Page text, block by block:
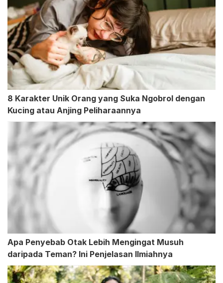
8 Karakter Unik Orang yang Suka Ngobrol dengan
Kucing atau Anjing Peliharaannya
Apa Penyebab Otak Lebih Mengingat Musuh
daripada Teman? Ini Penjelasan Ilmiahnya